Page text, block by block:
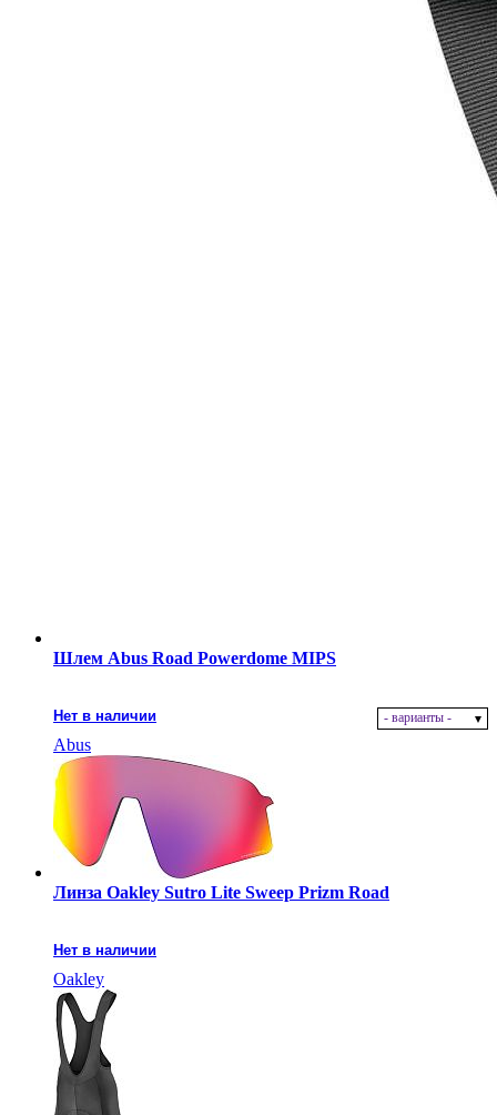
Шлем Abus Road Powerdome MIPS
Нет в наличии - варианты -
Abus
Линза Oakley Sutro Lite Sweep Prizm Road
Нет в наличии
Oakley